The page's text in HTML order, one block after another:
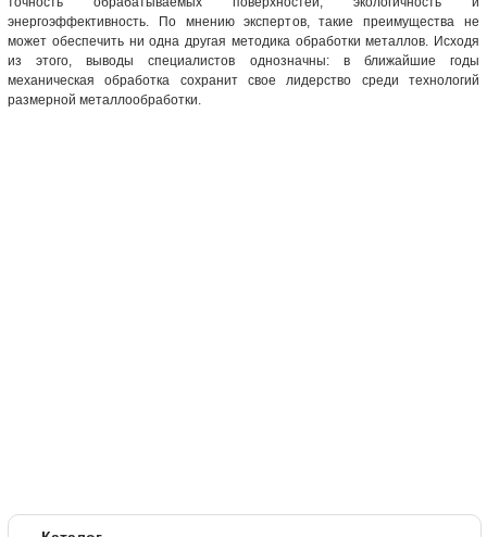
энергоэффективность. По мнению экспертов, такие преимущества не
может обеспечить ни одна другая методика обработки металлов. Исходя
из этого, выводы специалистов однозначны: в ближайшие годы
механическая обработка сохранит свое лидерство среди технологий
размерной металлообработки.